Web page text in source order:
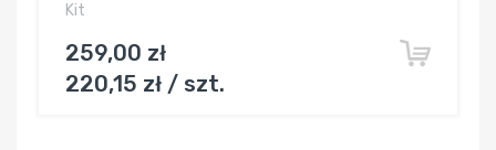
Kit
259,00 zł
220,15 zł / szt.